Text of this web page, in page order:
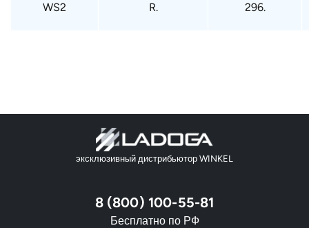
WS2 R. 296.
эксклюзивный дистрибьютор WINKEL
8 (800) 100-55-81
Бесплатно по РФ